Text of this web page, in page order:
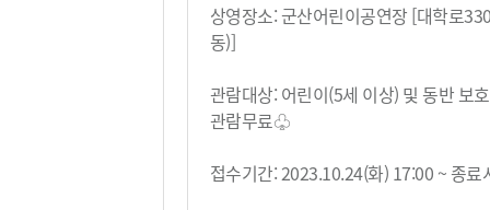
상영장소: 군산어린이공연장 [대학로
동)]
관람대상: 어린이(5세 이상) 및 동반 보
관람무료♧
접수기간: 2023.10.24(화) 17:00 ~ 종료